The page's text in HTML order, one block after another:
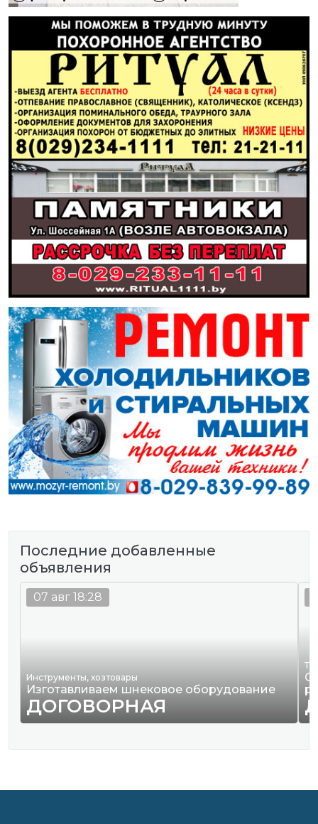
Последние добавленные
объявления
Инструменты, хозтовары
Изготавливаем шнековое оборудование
ДОГОВОРНАЯ
07 авг 18:28